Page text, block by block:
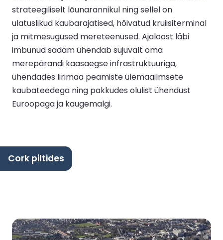
strateegiliselt lõunarannikul ning sellel on
ulatuslikud kaubarajatised, hõivatud kruiisiterminal
ja mitmesugused mereteenused. Ajaloost läbi
imbunud sadam ühendab sujuvalt oma
merepärandi kaasaegse infrastruktuuriga,
ühendades Iirimaa peamiste ülemaailmsete
kaubateedega ning pakkudes olulist ühendust
Euroopaga ja kaugemalgi.
Cork piltides